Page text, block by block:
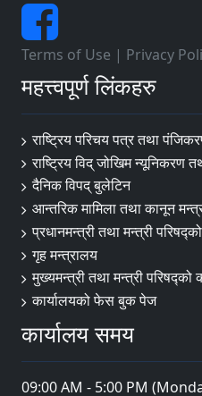
Terms of Use | Privacy
महत्त्वपूर्ण लिंकहरु
राष्ट्रिय परिचय पत्र तथा
राष्ट्रिय विद् जोखिम न्यूनिकरण
दैनिक विपद् बुलेटिन
आन्तरिक मामिला तथा कानून
प्रधानमन्त्री तथा मन्त्री
गृह मन्त्रालय
मुख्यमन्त्री तथा मन्त्री परिषद्को
कार्यालयको फेस बुक पेज
कार्यालय समय
09:00 AM - 5:00 PM